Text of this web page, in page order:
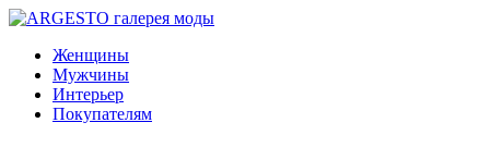
Женщины
Мужчины
Интерьер
Покупателям